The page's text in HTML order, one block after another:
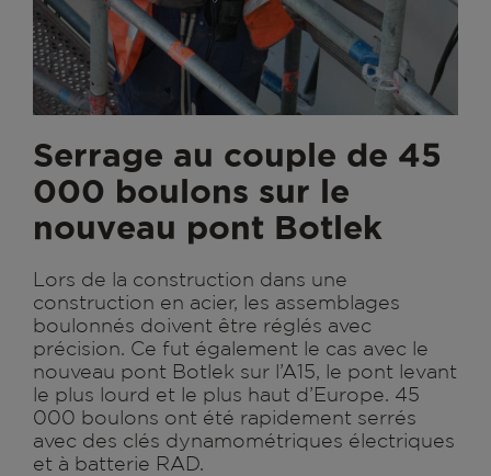
Serrage au couple de 45
000 boulons sur le
nouveau pont Botlek
Lors de la construction dans une
construction en acier, les assemblages
boulonnés doivent être réglés avec
précision. Ce fut également le cas avec le
nouveau pont Botlek sur l’A15, le pont levant
le plus lourd et le plus haut d’Europe. 45
000 boulons ont été rapidement serrés
avec des clés dynamométriques électriques
et à batterie RAD.